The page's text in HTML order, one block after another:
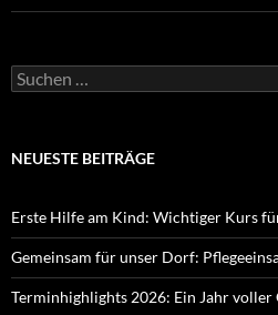
Suchen
nach:
NEUESTE BEITRÄGE
Erste Hilfe am Kind: Wichtiger Kurs
Gemeinsam für unser Dorf:
Terminhighlights 2026: Ein Jahr